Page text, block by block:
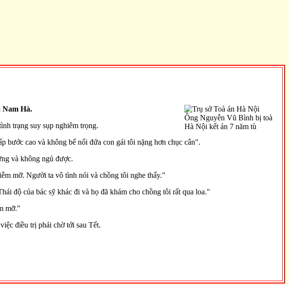
Ông Nguyễn Vũ Bình bị toà
Hà Nội kết án 7 năm tù
Nam Hà.
trạng suy sụp nghiêm trọng.
cao và không bế nổi đứa con gái tôi nặng hơn chục cân".
và không ngủ được.
mỡ. Người ta vô tình nói và chồng tôi nghe thấy."
độ của bác sỹ khác đi và họ đã khám cho chồng tôi rất qua loa."
mỡ."
điều trị phải chờ tới sau Tết.